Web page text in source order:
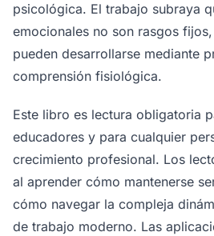
psicológica. El trabajo subraya
emocionales no son rasgos
pueden desarrollarse mediante
comprensión fisiológica.
Este libro es lectura obligatoria
educadores y para cualquier
crecimiento profesional. Los
al aprender cómo mantenerse
cómo navegar la compleja
de trabajo moderno. Las